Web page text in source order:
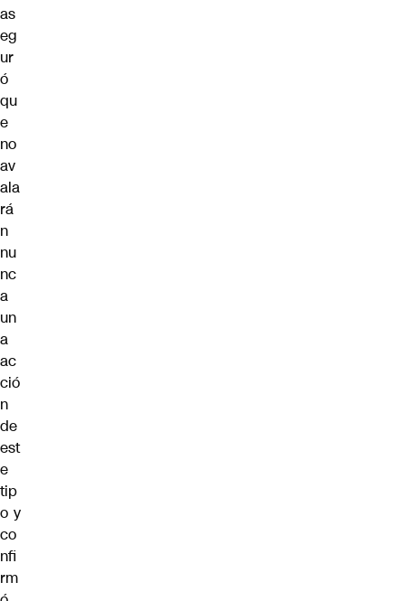
as
eg
ur
ó
qu
e
no
av
ala
rá
n
nu
nc
a
un
a
ac
ció
n
de
est
e
tip
o y
co
nfi
rm